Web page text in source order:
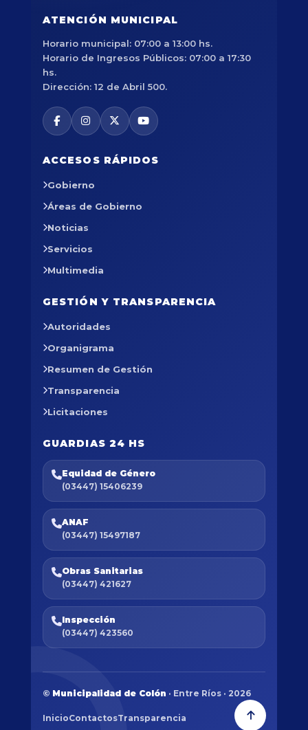
ATENCIÓN MUNICIPAL
Horario municipal: 07:00 a 13:00 hs.
Horario de Ingresos Públicos: 07:00 a 17:30
hs.
Dirección: 12 de Abril 500.
ACCESOS RÁPIDOS
Gobierno
Áreas de Gobierno
Noticias
Servicios
Multimedia
GESTIÓN Y TRANSPARENCIA
Autoridades
Organigrama
Resumen de Gestión
Transparencia
Licitaciones
GUARDIAS 24 HS
Equidad de Género
(03447) 15406239
ANAF
(03447) 15497187
Obras Sanitarias
(03447) 421627
Inspección
(03447) 423560
© Municipalidad de Colón · Entre Ríos · 2026
InicioContactosTransparencia